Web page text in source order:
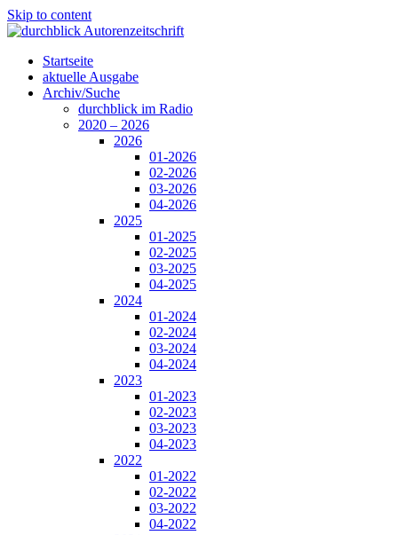
Skip to content
Startseite
aktuelle Ausgabe
Archiv/Suche
durchblick im Radio
2020 – 2026
2026
01-2026
02-2026
03-2026
04-2026
2025
01-2025
02-2025
03-2025
04-2025
2024
01-2024
02-2024
03-2024
04-2024
2023
01-2023
02-2023
03-2023
04-2023
2022
01-2022
02-2022
03-2022
04-2022